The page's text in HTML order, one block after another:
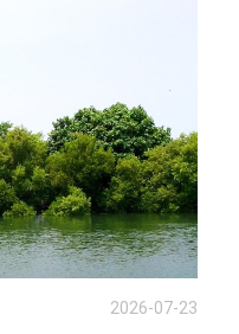
2026-07-21